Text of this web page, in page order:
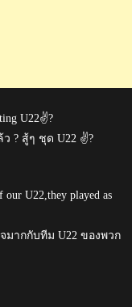
U22✌?
? สู้ๆ ชุด U22 ✌?
our U22,they played as
ากกับทีม U22 ของพวก